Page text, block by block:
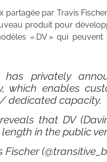
partagée par Travis
produit pour
« DV » qui
has privately
which enables
dedicated capacity.
that DV
in the public
Fischer